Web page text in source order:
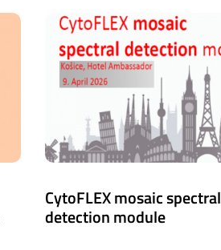
CytoFLEX mosaic spectral
detection module